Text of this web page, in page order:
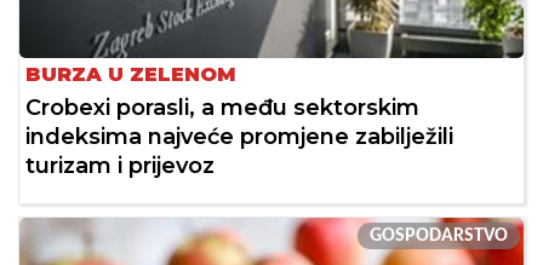
BURZA U ZELENOM
Crobexi porasli, a među sektorskim
indeksima najveće promjene zabilježili
turizam i prijevoz
GOSPODARSTVO